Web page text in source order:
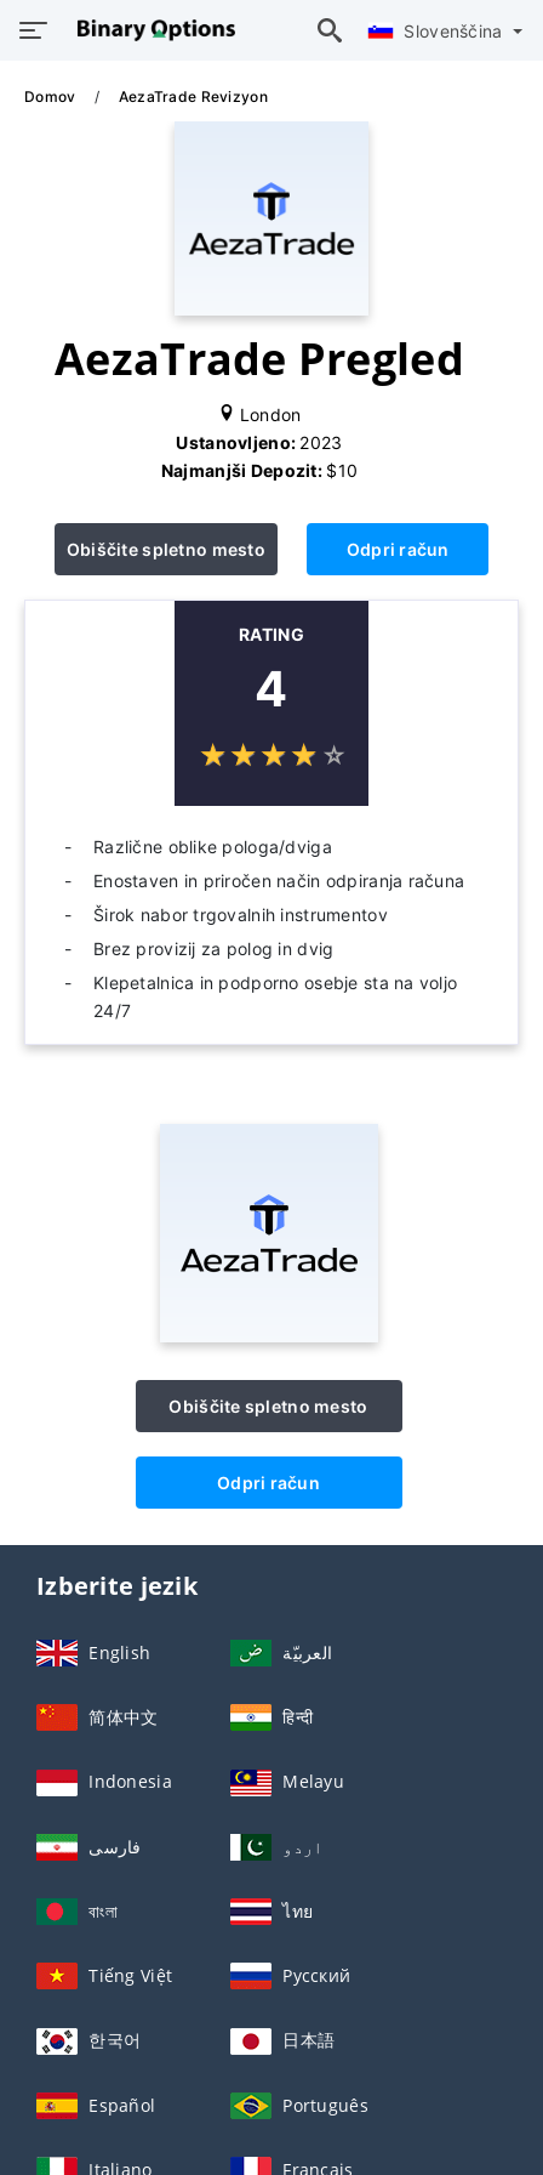
Slovenščina
Domov AezaTrade Revizyon
AezaTrade Pregled
London
Ustanovljeno: 2023
Najmanjši Depozit: $10
Obiščite spletno mesto Odpri račun
RATING
4
☆☆☆☆ ☆
★★★★ ★
Različne oblike pologa/dviga
Enostaven in priročen način odpiranja računa
Širok nabor trgovalnih instrumentov
Brez provizij za polog in dvig
Klepetalnica in podporno osebje sta na voljo
24/7
Obiščite spletno mesto
Odpri račun
Izberite jezik
English العربيّة
简体中文 हिन्दी
Indonesia Melayu
فارسی اردو
বাংলা ไทย
Tiếng Việt Русский
한국어 日本語
Español Português
Italiano Français